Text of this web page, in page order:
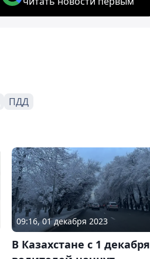
ПДД
09:16, 01 декабря 2023
В Казахстане с 1 декабря